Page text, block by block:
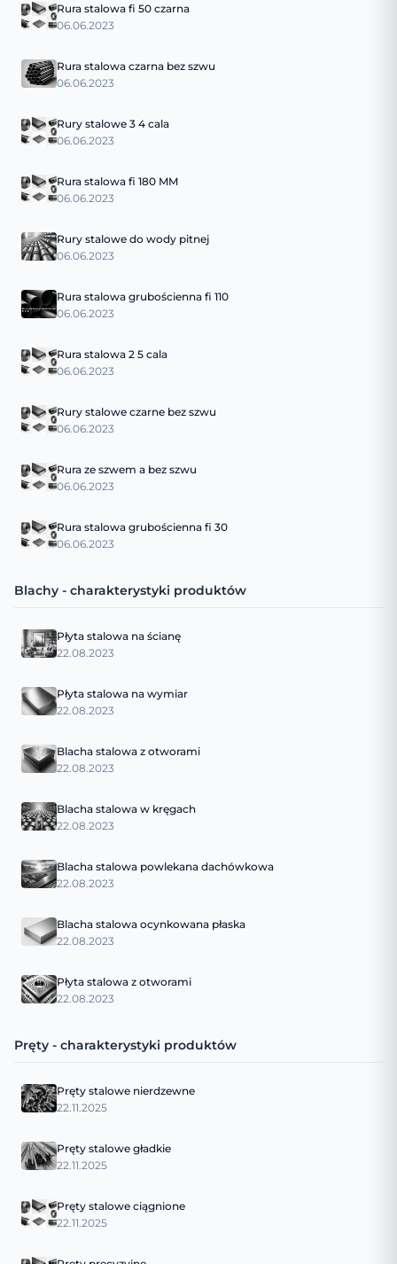
Rura stalowa fi 50 czarna
06.06.2023
Rura stalowa czarna bez szwu
06.06.2023
Rury stalowe 3 4 cala
06.06.2023
Rura stalowa fi 180 MM
06.06.2023
Rury stalowe do wody pitnej
06.06.2023
Rura stalowa grubościenna fi 110
06.06.2023
Rura stalowa 2 5 cala
06.06.2023
Rury stalowe czarne bez szwu
06.06.2023
Rura ze szwem a bez szwu
06.06.2023
Rura stalowa grubościenna fi 30
06.06.2023
Blachy - charakterystyki produktów
Płyta stalowa na ścianę
22.08.2023
Płyta stalowa na wymiar
22.08.2023
Blacha stalowa z otworami
22.08.2023
Blacha stalowa w kręgach
22.08.2023
Blacha stalowa powlekana dachówkowa
22.08.2023
Blacha stalowa ocynkowana płaska
22.08.2023
Płyta stalowa z otworami
22.08.2023
Pręty - charakterystyki produktów
Pręty stalowe nierdzewne
22.11.2025
Pręty stalowe gładkie
22.11.2025
Pręty stalowe ciągnione
22.11.2025